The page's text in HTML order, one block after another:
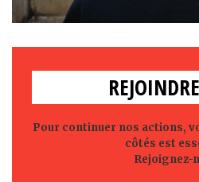
Pour continuer nos actions,
côtés est
Rejoignez-